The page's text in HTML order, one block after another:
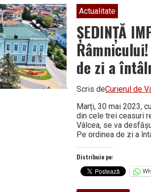
față
de
natură
Actualitate
ȘEDINȚĂ
de zi a
Scris deCurierul de
Marți, 30 mai 2023,
din cele trei ceasuri
Vâlcea, se va
Pe ordinea de zi a
Distribuie pe: